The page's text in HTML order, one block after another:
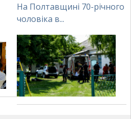
На Полтавщині 70-річного
чоловіка в...